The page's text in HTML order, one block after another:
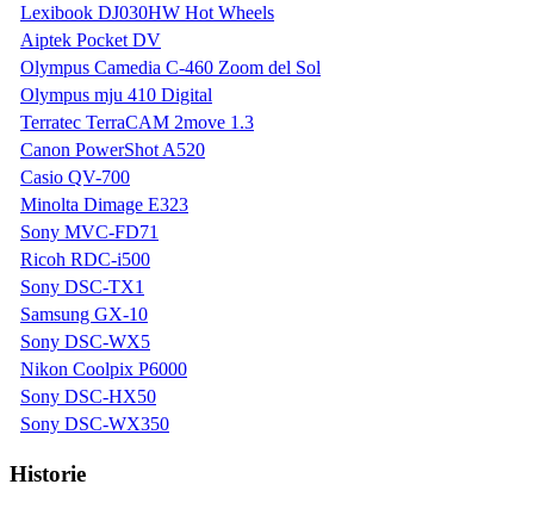
Lexibook DJ030HW Hot Wheels
Aiptek Pocket DV
Olympus Camedia C-460 Zoom del Sol
Olympus mju 410 Digital
Terratec TerraCAM 2move 1.3
Canon PowerShot A520
Casio QV-700
Minolta Dimage E323
Sony MVC-FD71
Ricoh RDC-i500
Sony DSC-TX1
Samsung GX-10
Sony DSC-WX5
Nikon Coolpix P6000
Sony DSC-HX50
Sony DSC-WX350
Historie